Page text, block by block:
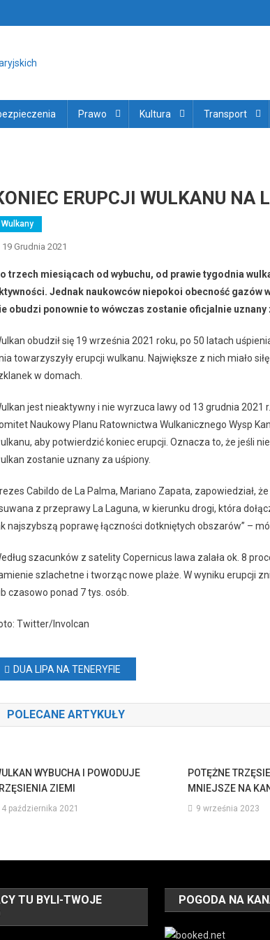
Prawo Kultura Transport
ERUPCJI WULKANU NA
Wulkany
19 Grudnia 2021
trzech miesiącach od wybuchu, od prawie tygodnia
Jednak naukowców niepokoi obecność gazów
obudzi ponownie to wówczas zostanie oficjalnie uznany
obudził się 19 września 2021 roku, po 50 latach
towarzyszyły erupcji wulkanu. Największe z nich miało
w domach.
jest nieaktywny i nie wyrzuca lawy od 13 grudnia
Naukowy Planu Ratownictwa Wulkanicznego Wysp
aby potwierdzić koniec erupcji. Oznacza to, że jeśli
zostanie uznany za uśpiony.
Cabildo de La Palma, Mariano Zapata, zapowiedział,
z przeprawy La Laguna, w kierunku drogi, która
najszybszą poprawę łączności dotkniętych obszarów” –
szacunków z satelity Copernicus lawa zalała ok. 8
szlachetne i tworząc nowe plaże. W wyniku erupcji
czasowo ponad 7 tys. osób.
Twitter/Involcan
Nawigacja
DUA LIPA NA TENERYFIE
POLECANE ARTYKUŁY
WYBUCHA I POWODUJE
ZIEMI
4 października 2021
POTĘŻNE
MNIEJSZE NA
9 września 2023
TU BYLI-TWOJE
POGODA NA